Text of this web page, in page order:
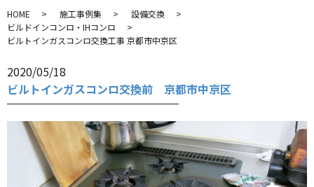
HOME 施工事例集
設備交換
ビルドインコンロ・IHコンロ
ビルトインガスコンロ交換工事 京都市中京区
2020/05/18
ビルトインガスコンロ交換前 京都市中京区